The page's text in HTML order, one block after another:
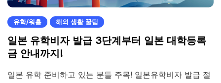
유학/워홀 해외 생활 꿀팁
일본 유학비자 발급 3단계부터 일본 대학등록
금 안내까지!
일본 유학 준비하고 있는 분들 주목! 일본유학비자 발급 절